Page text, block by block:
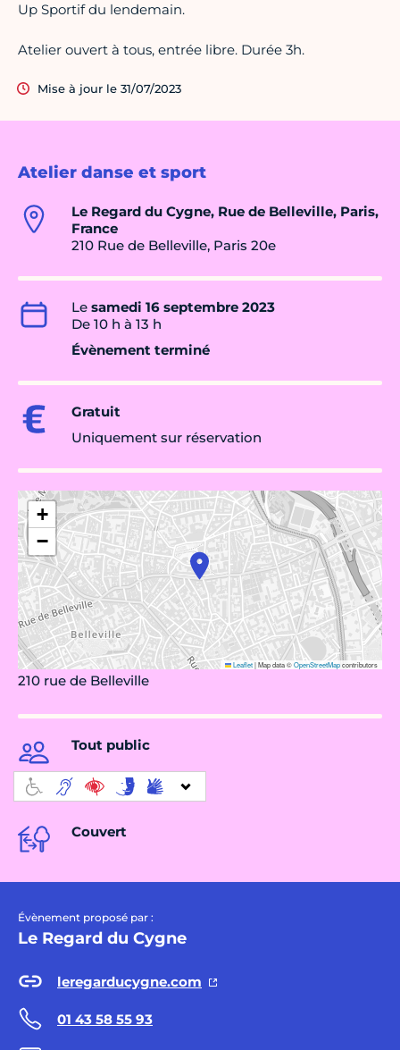
Atelier danse et sport
Le Regard du Cygne, Rue de Belleville, Paris,
France
210 Rue de Belleville, Paris 20e
Le samedi 16 septembre 2023
De 10 h à 13 h
Évènement terminé
Gratuit
Uniquement sur réservation
+
−
Leaflet|Map data ©OpenStreetMapcontributors
210 rue de Belleville
Tout public
Couvert
Évènement proposé par :
Le Regard du Cygne
leregarducygne.com
01 43 58 55 93
Up Sportif du lendemain.
Atelier ouvert à tous, entrée libre. Durée 3h.
Mise à jour le 31/07/2023